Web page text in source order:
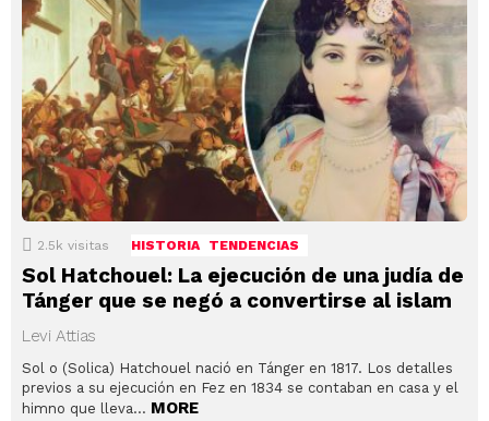
2.5k visitas HISTORIA TENDENCIAS
Sol Hatchouel: La ejecución de una judía de
Tánger que se negó a convertirse al islam
Levi Attias
Sol o (Solica) Hatchouel nació en Tánger en 1817. Los detalles
previos a su ejecución en Fez en 1834 se contaban en casa y el
himno que lleva… MORE